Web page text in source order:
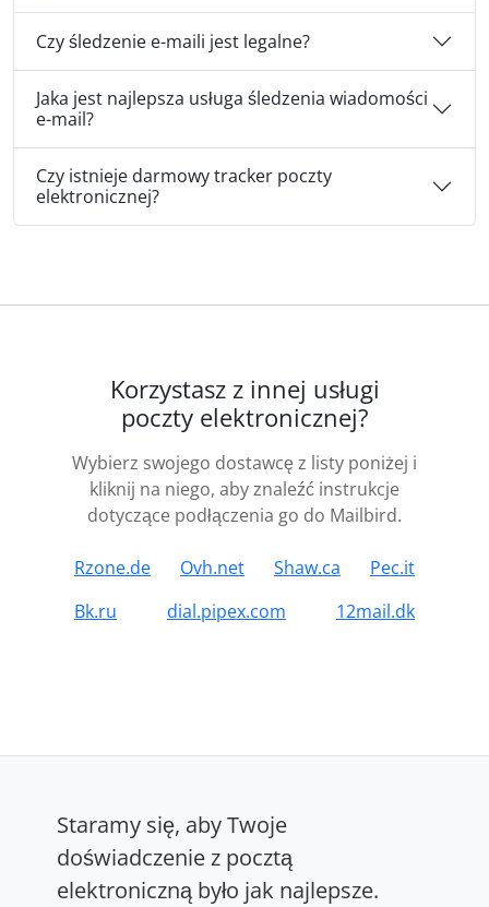
Czy śledzenie e-maili jest legalne?
Jaka jest najlepsza usługa śledzenia wiadomości
e-mail?
Czy istnieje darmowy tracker poczty
elektronicznej?
Korzystasz z innej usługi
poczty elektronicznej?
Wybierz swojego dostawcę z listy poniżej i
kliknij na niego, aby znaleźć instrukcje
dotyczące podłączenia go do Mailbird.
Rzone.de Ovh.net Shaw.ca
Pec.it
Bk.ru
dial.pipex.com 12mail.dk
Staramy się, aby Twoje
doświadczenie z pocztą
elektroniczną było jak najlepsze.